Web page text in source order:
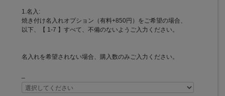
ゼントとしてもおすすめです。
1.名入:
焼き付け名入れオプション（有料+850円）をご希望の場合、
以下、【 1-7 】すべて、不備のないようご入力ください。
名入れを希望されない場合、購入数のみご入力ください。